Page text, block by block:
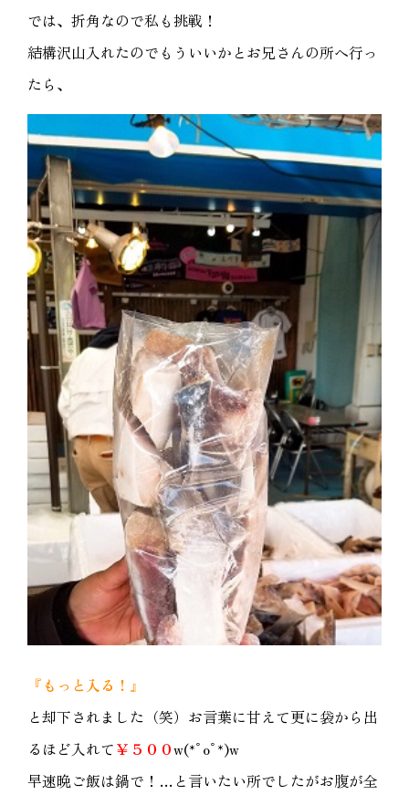
では、折角なので私も挑戦！
結構沢山入れたのでもういいかとお兄さんの所へ行っ
たら、
『もっと入る！』
と却下されました（笑）お言葉に甘えて更に袋から出
るほど入れて￥５００w(*ﾟoﾟ*)w
早速晩ご飯は鍋で！…と言いたい所でしたがお腹が全